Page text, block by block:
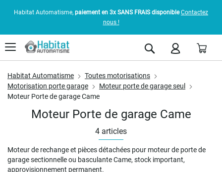
Habitat Automatisme, paiement en 3x SANS FRAIS disponible Contactez
nous !
Rechercher
Habitat Automatisme
Toutes motorisations
Motorisation porte garage
Moteur porte de garage seul
Moteur Porte de garage Came
4 articles
Moteur Porte de garage Came
Moteur de rechange et pièces détachées pour moteur de porte de
garage sectionnelle ou basculante Came, stock important,
approvisionnement permanent.